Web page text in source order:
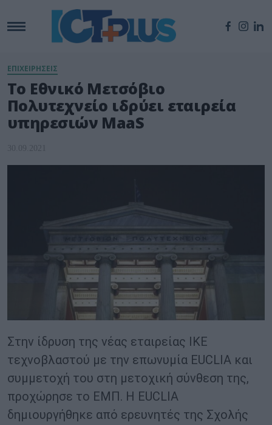
ΕΠΙΧΕΙΡΗΣΕΙΣ
Το Εθνικό Μετσόβιο
Πολυτεχνείο ιδρύει εταιρεία
υπηρεσιών MaaS
30.09.2021
Στην ίδρυση της νέας εταιρείας ΙΚΕ
τεχνοβλαστού με την επωνυμία EUCLIA και
συμμετοχή του στη μετοχική σύνθεση της,
προχώρησε το ΕΜΠ. Η EUCLIA
δημιουργήθηκε από ερευνητές της Σχολής